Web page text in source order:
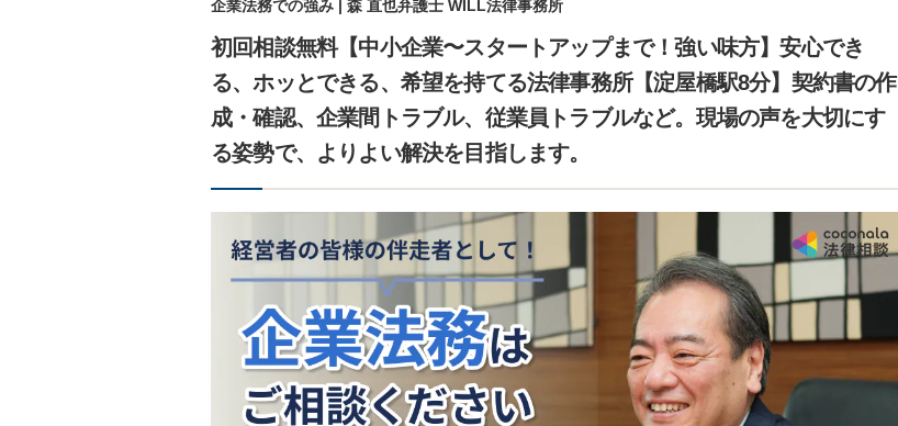
企業法務での強み | 森 直也弁護士 WILL法律事務所
初回相談無料【中小企業〜スタートアップまで！強い味方】安心でき
る、ホッとできる、希望を持てる法律事務所【淀屋橋駅8分】契約書の作
成・確認、企業間トラブル、従業員トラブルなど。現場の声を大切にす
る姿勢で、よりよい解決を目指します。